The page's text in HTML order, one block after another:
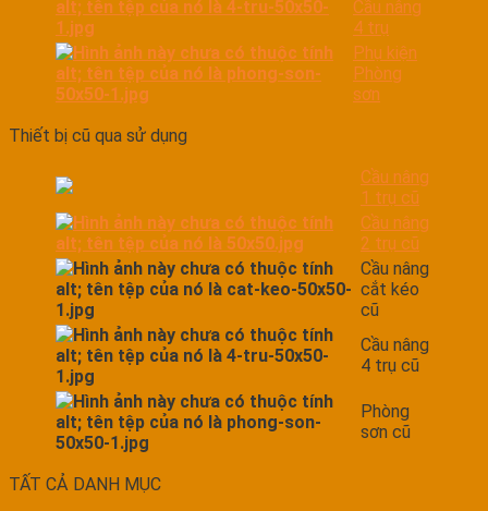
Cầu nâng
4 trụ
Phụ kiện
Phòng
sơn
Thiết bị cũ qua sử dụng
Cầu nâng
1 trụ cũ
Cầu nâng
2 trụ cũ
Cầu nâng
cắt kéo
cũ
Cầu nâng
4 trụ cũ
Phòng
sơn cũ
TẤT CẢ DANH MỤC